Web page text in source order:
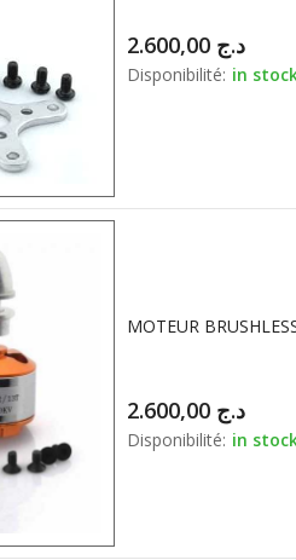
د.ج
Disponibilité: in
MOTEUR
د.ج
Disponibilité: in